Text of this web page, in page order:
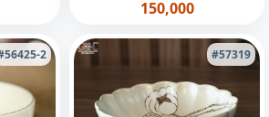
150,000
2 #57319